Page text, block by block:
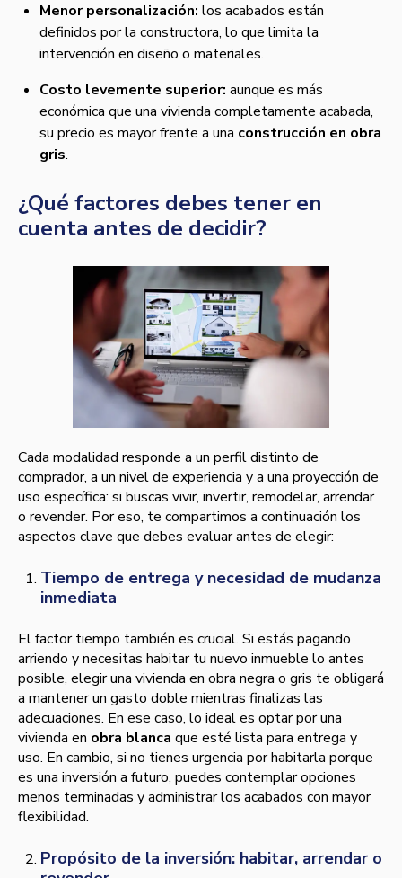
Menor personalización: los acabados están
definidos por la constructora, lo que limita la
intervención en diseño o materiales.
Costo levemente superior: aunque es más
económica que una vivienda completamente acabada,
su precio es mayor frente a una construcción en obra
gris.
¿Qué factores debes tener en
cuenta antes de decidir?
Cada modalidad responde a un perfil distinto de
comprador, a un nivel de experiencia y a una proyección de
uso específica: si buscas vivir, invertir, remodelar, arrendar
o revender. Por eso, te compartimos a continuación los
aspectos clave que debes evaluar antes de elegir:
Tiempo de entrega y necesidad de mudanza
inmediata
El factor tiempo también es crucial. Si estás pagando
arriendo y necesitas habitar tu nuevo inmueble lo antes
posible, elegir una vivienda en obra negra o gris te obligará
a mantener un gasto doble mientras finalizas las
adecuaciones. En ese caso, lo ideal es optar por una
vivienda en obra blanca que esté lista para entrega y
uso. En cambio, si no tienes urgencia por habitarla porque
es una inversión a futuro, puedes contemplar opciones
menos terminadas y administrar los acabados con mayor
flexibilidad.
Propósito de la inversión: habitar, arrendar o